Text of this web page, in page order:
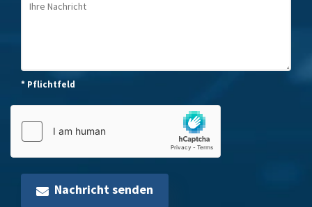
* Pflichtfeld
Nachricht senden